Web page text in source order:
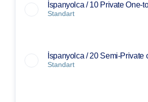
İspanyolca / 10 Private One-
Standart
İspanyolca / 20 Semi-Private
Standart